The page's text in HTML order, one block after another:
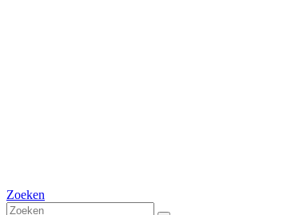
Zoeken